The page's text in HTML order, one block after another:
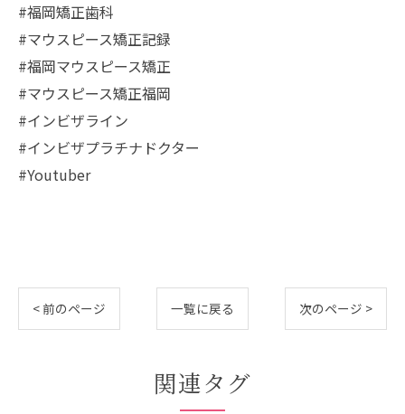
#福岡矯正歯科
#マウスピース矯正記録
#福岡マウスピース矯正
#マウスピース矯正福岡
#インビザライン
#インビザプラチナドクター
#Youtuber
< 前のページ 一覧に戻る 次のページ >
関連タグ